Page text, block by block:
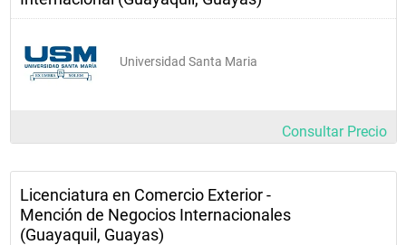
Tributación y Derecho Soc. y Mercantil
MATERIA
Plan de Negocios
International Negotiation
Taller de Tesis
Universidad Santa Maria
Consultar Precio
Licenciatura en Comercio Exterior -
Mención de Negocios Internacionales
(Guayaquil, Guayas)